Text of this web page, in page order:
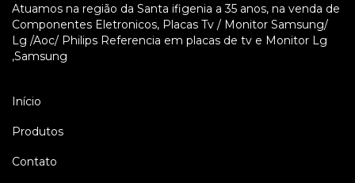
Atuamos na região da Santa ifigenia a 35 anos, na venda de
Componentes Eletronicos, Placas Tv / Monitor Samsung/
Lg /Aoc/ Philips Referencia em placas de tv e Monitor Lg
,Samsung
Início
Produtos
Contato